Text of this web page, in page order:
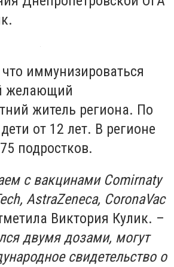
иммунизироваться
желающий
житель региона. По
от 12 лет. В регионе
подростков.
с вакцинами Comirnaty
AstraZeneca, CoronaVac
Виктория Кулик. –
двумя дозами, могут
свидетельство о